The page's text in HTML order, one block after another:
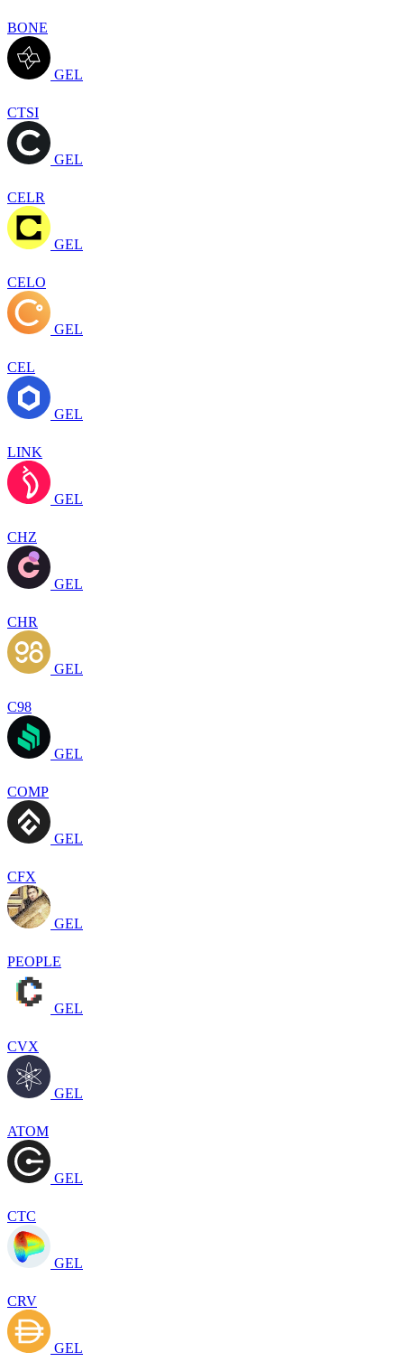
BONE
GEL
CTSI
GEL
CELR
GEL
CELO
GEL
CEL
GEL
LINK
GEL
CHZ
GEL
CHR
GEL
C98
GEL
COMP
GEL
CFX
GEL
PEOPLE
GEL
CVX
GEL
ATOM
GEL
CTC
GEL
CRV
GEL